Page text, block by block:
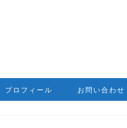
プロフィール お問い合わせ